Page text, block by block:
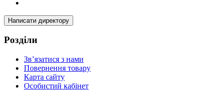
Написати директору
Розділи
Зв’язатися з нами
Повернення товару
Карта сайту
Особистий кабінет